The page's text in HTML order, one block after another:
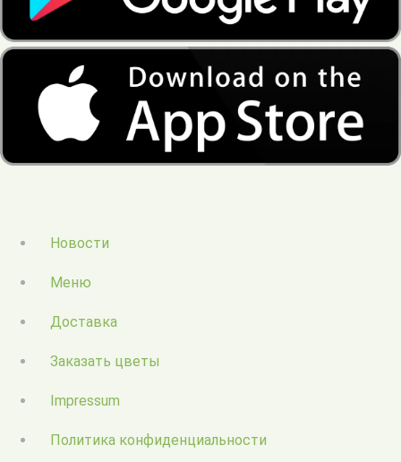
Новости
Меню
Доставка
Заказать цветы
Impressum
Политика конфиденциальности